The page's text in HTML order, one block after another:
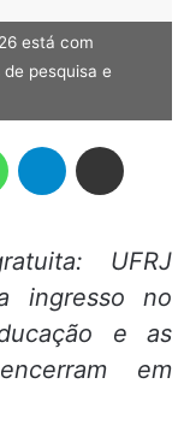
está com
pesquisa e
UFRJ
ingresso no
e as
em